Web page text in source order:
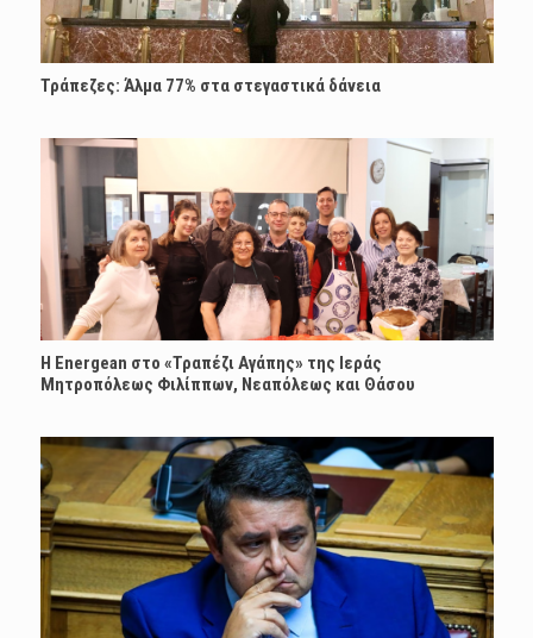
Τράπεζες: Άλμα 77% στα στεγαστικά δάνεια
H Energean στο «Τραπέζι Αγάπης» της Ιεράς
Μητροπόλεως Φιλίππων, Νεαπόλεως και Θάσου